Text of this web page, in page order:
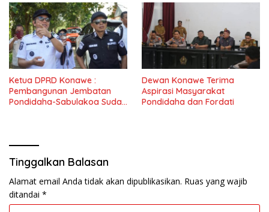
Ketua DPRD Konawe :
Pembangunan Jembatan
Pondidaha-Sabulakoa Sudah
Dewan Konawe Terima
Aspirasi Masyarakat
Pondidaha dan Fordati
Tinggalkan Balasan
Alamat email Anda tidak akan dipublikasikan. Ruas yang wajib
ditandai *